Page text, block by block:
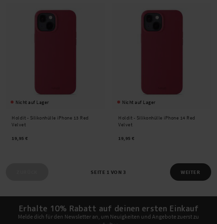
Nicht auf Lager
Holdit - Silikonhülle iPhone 13 Red
Velvet
19,95 €
Nicht auf Lager
Holdit - Silikonhülle iPhone 14 Red
Velvet
19,95 €
SEITE 1 VON 3 WEITER
Erhalte 10% Rabatt auf deinen ersten Einkauf
Melde dich für den Newsletter an, um Neuigkeiten und Angebote zuerst zu